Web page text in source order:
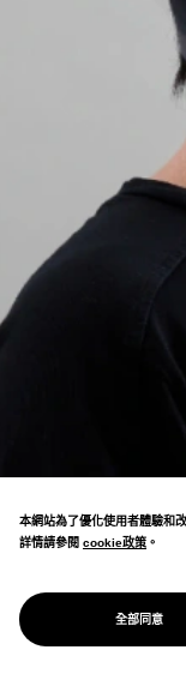
PROJECT
PANDAID 面罩
本網站為了優化使用者體驗和
詳情請參閱 cookie政策
cookie政策 。
全部同意